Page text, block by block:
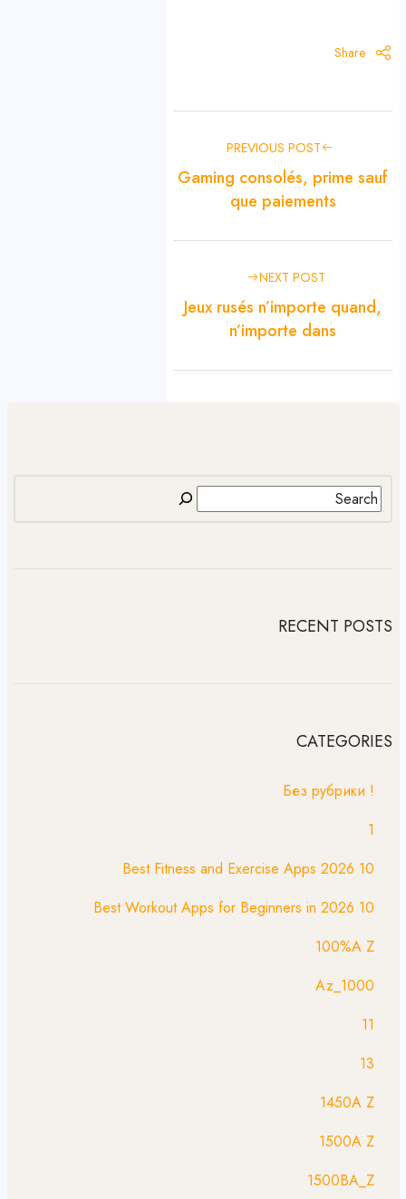
Share
PREVIOUS POST
Gaming consolés, prime sauf
que paiements
NEXT POST
Jeux rusés n’importe quand,
n’importe dans
RECENT POSTS
CATEGORIES
! Без рубрики
1
10 Best Fitness and Exercise Apps 2026
10 Best Workout Apps for Beginners in 2026
100%A Z
1000_Az
11
13
1450A Z
1500A Z
1500BA_Z